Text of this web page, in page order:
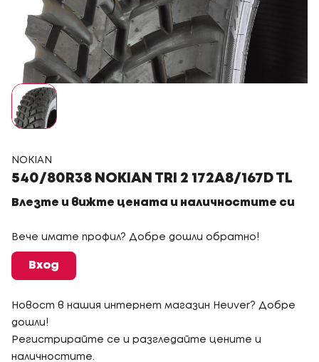
NOKIAN
540/80R38 NOKIAN TRI 2 172A8/167D TL
Влезте и вижте цената и наличностите си
Вече имате профил? Добре дошли обратно!
Вход
Новост в нашия интернет магазин Heuver? Добре
дошли!
Регистрирайте се и разгледайте цените и
наличностите.